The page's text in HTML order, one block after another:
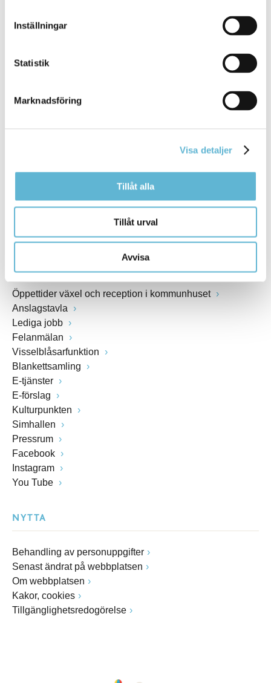
Inställningar
Statistik
Marknadsföring
Visa detaljer
Tillåt alla
Tillåt urval
Avvisa
KONTAKT
Besöksadress
Box 18, 295 21 Bromölla
Fax: 0456-82 22 00
Öppettider växel och reception i kommunhuset
Anslagstavla
Lediga jobb
Felanmälan
Visselblåsarfunktion
Blankettsamling
E-tjänster
E-förslag
Kulturpunkten
Simhallen
Pressrum
Facebook
Instagram
You Tube
NYTTA
Behandling av personuppgifter
Senast ändrat på webbplatsen
Om webbplatsen
Kakor, cookies
Tillgänglighetsredogörelse